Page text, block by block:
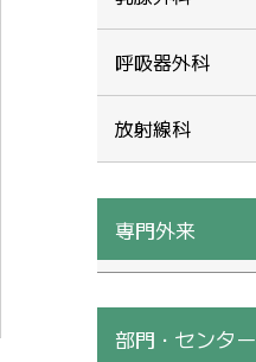
呼吸器外科
放射線科
専門外来
部門・センター